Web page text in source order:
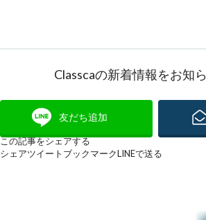
Classcaの新着情報をお知
友だち追加
この記事をシェアする
シェアツイート ブックマークLINEで送る